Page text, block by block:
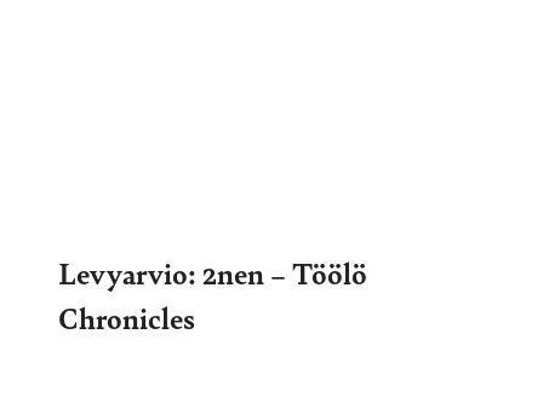
Levyarvio: 2nen – Töölö
Chronicles